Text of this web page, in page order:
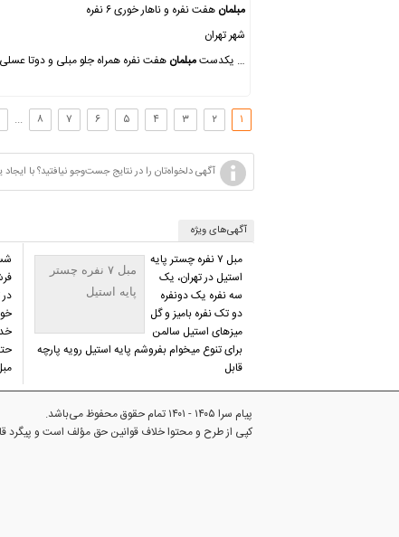
مبلمان هفت نفره و ناهار خوری ۶ نفره
شهر تهران
… یکدستمبلمان هفت نفره همراه جلو مبلی و دوتا
۱ ۲ ۳ ۴ ۵ ۶ ۷ ۸ ...
آگهی دلخواه‌تان را در نتایج جست‌وجو نیافتید؟ با
آگهی‌های ویژه
مبل ۷ نفره چستر
پایه استیل
مبل ۷ نفره چستر پایه
استیل در تهران، یک
سه نفره یک دونفره
دو تک نفره بامیز و گل
میزهای استیل سالمن
برای تنوع میخوام بفروشم پایه استیل رویه پارچه
قابل
پیام سرا ۱۴۰۵ - ۱۴۰۱ تمام حقوق محفوظ می‌باشد.
کپی از طرح و محتوا خلاف قوانین حق مؤلف است و پیگرد